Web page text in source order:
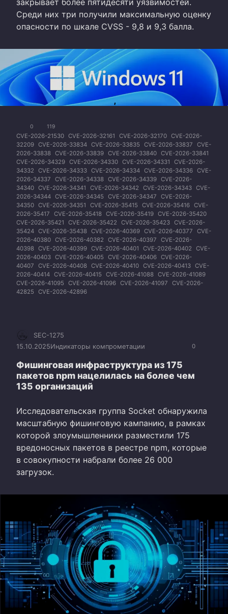
Среди них три получили максимальную оценку
опасности по шкале CVSS - 9,8 и 9,3 балла.
0 119
CVE-2026-21530 CVE-2026-32161 CVE-2026-32170 CVE-2026-
32209 CVE-2026-33834 CVE-2026-33835 CVE-2026-33837
CVE-
2026-33838 CVE-2026-33839 CVE-2026-33840 CVE-2026-33841
CVE-2026-34329 CVE-2026-34330 CVE-2026-34331
CVE-2026-
34332
CVE-2026-34333 CVE-2026-34334 CVE-2026-34336 CVE-
2026-34337
CVE-2026-34338 CVE-2026-34339 CVE-2026-
34340 CVE-2026-34341 CVE-2026-34342 CVE-2026-34343 CVE-
2026-34344 CVE-2026-34345 CVE-2026-34347
CVE-2026-
34350 CVE-2026-34351 CVE-2026-35415 CVE-2026-35416 CVE-
2026-35417
CVE-2026-35418 CVE-2026-35419 CVE-2026-35420
CVE-2026-35421
CVE-2026-35422 CVE-2026-35423 CVE-2026-
35424 CVE-2026-35438 CVE-2026-40369 CVE-2026-40377
CVE-
2026-40380 CVE-2026-40382 CVE-2026-40397
CVE-2026-
40398 CVE-2026-40399 CVE-2026-40401 CVE-2026-40402
CVE-
2026-40403 CVE-2026-40405 CVE-2026-40406 CVE-2026-
40407
CVE-2026-40408 CVE-2026-40410 CVE-2026-40413 CVE-
2026-40414 CVE-2026-40415 CVE-2026-41088 CVE-2026-41089
CVE-2026-41095
CVE-2026-41096 CVE-2026-41097
CVE-2026-
42825
CVE-2026-42896
0
SEC-1275
15.10.2025Индикаторы компрометации
Фишинговая инфраструктура из 175
пакетов npm нацелилась на более чем
135 организаций
Исследовательская группа Socket обнаружила
масштабную фишинговую кампанию, в рамках
которой злоумышленники разместили 175
вредоносных пакетов в реестре npm, которые
в совокупности набрали более 26 000
загрузок.